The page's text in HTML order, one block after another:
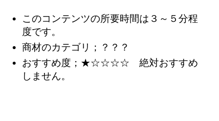
このコンテンツの所要時間は３～５分程
度です。
商材のカテゴリ；？？？
おすすめ度；★☆☆☆☆ 絶対おすすめ
しません。